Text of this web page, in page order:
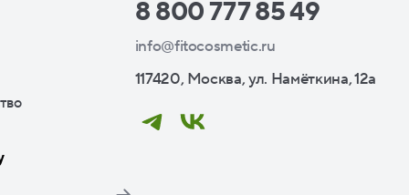
8 800 777 85 49
info@fitocosmetic.ru
117420, Москва, ул. Намёткина, 12а